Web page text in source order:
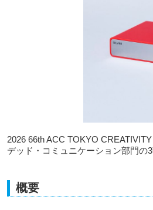
2026 66th ACC TOKYO
デッド・コミュニケーション部門の
概要